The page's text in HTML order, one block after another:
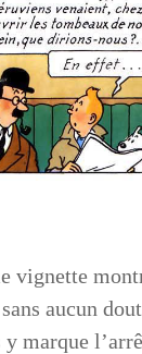
vignette
aucun
y marque